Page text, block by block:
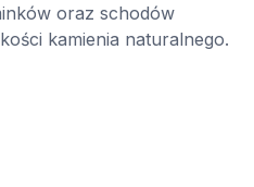
oraz schodów
kamienia naturalnego.